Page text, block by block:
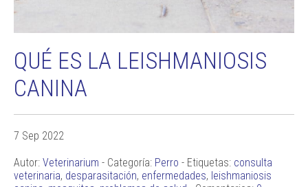
QUÉ ES LA LEISHMANIOSIS
CANINA
7 Sep 2022
Autor: Veterinarium - Categoría: Perro - Etiquetas: consulta
veterinaria, desparasitación, enfermedades, leishmaniosis